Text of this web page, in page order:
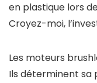
en plastique lors
Croyez-moi,
Les moteurs
Ils déterminent sa